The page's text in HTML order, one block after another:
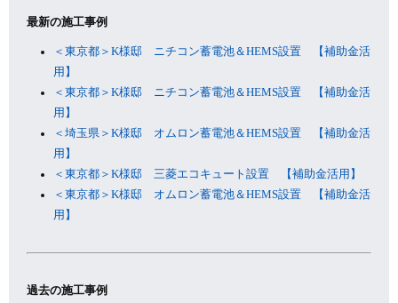
最新の施工事例
＜東京都＞K様邸 ニチコン蓄電池＆HEMS設置 【補助金活
用】
＜東京都＞K様邸 ニチコン蓄電池＆HEMS設置 【補助金活
用】
＜埼玉県＞K様邸 オムロン蓄電池＆HEMS設置 【補助金活
用】
＜東京都＞K様邸 三菱エコキュート設置 【補助金活用】
＜東京都＞K様邸 オムロン蓄電池＆HEMS設置 【補助金活
用】
過去の施工事例